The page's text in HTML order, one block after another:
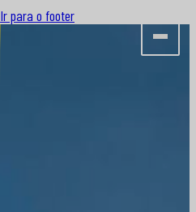
Ir para o footer